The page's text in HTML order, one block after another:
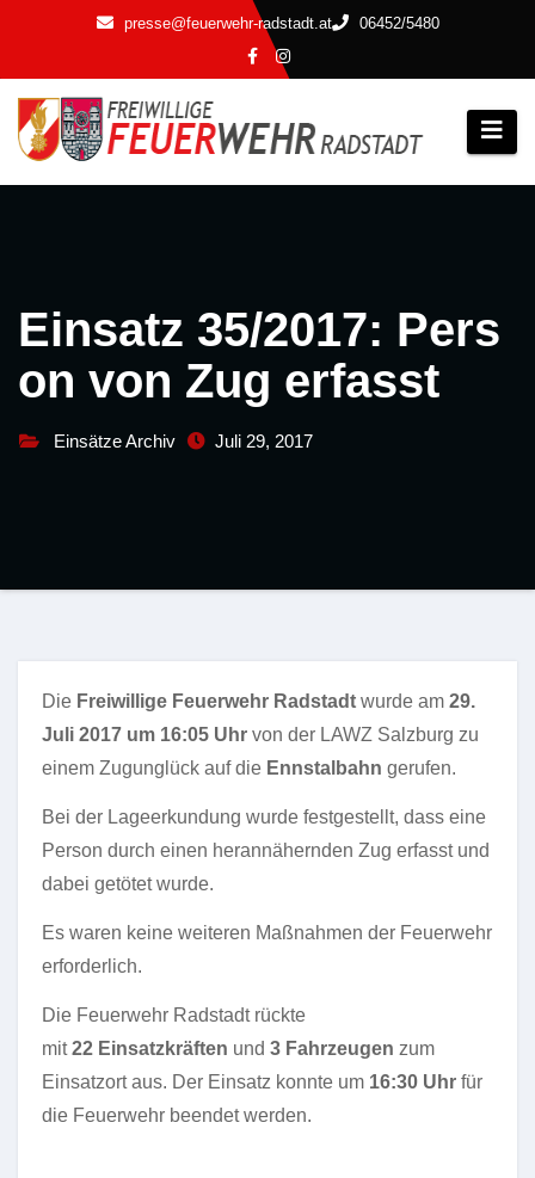
springen
presse@feuerwehr-radstadt.at 06452/5480
Einsatz 35/2017: Pers
on von Zug erfasst
Einsätze Archiv Juli 29, 2017
Die Freiwillige Feuerwehr Radstadt wurde am 29.
Juli 2017 um 16:05 Uhr von der LAWZ Salzburg zu
einem Zugunglück auf die Ennstalbahn gerufen.
Bei der Lageerkundung wurde festgestellt, dass eine
Person durch einen herannähernden Zug erfasst und
dabei getötet wurde.
Es waren keine weiteren Maßnahmen der Feuerwehr
erforderlich.
Die Feuerwehr Radstadt rückte
mit22 Einsatzkräften und 3 Fahrzeugen zum
Einsatzort aus. Der Einsatz konnte um 16:30 Uhr für
die Feuerwehr beendet werden.